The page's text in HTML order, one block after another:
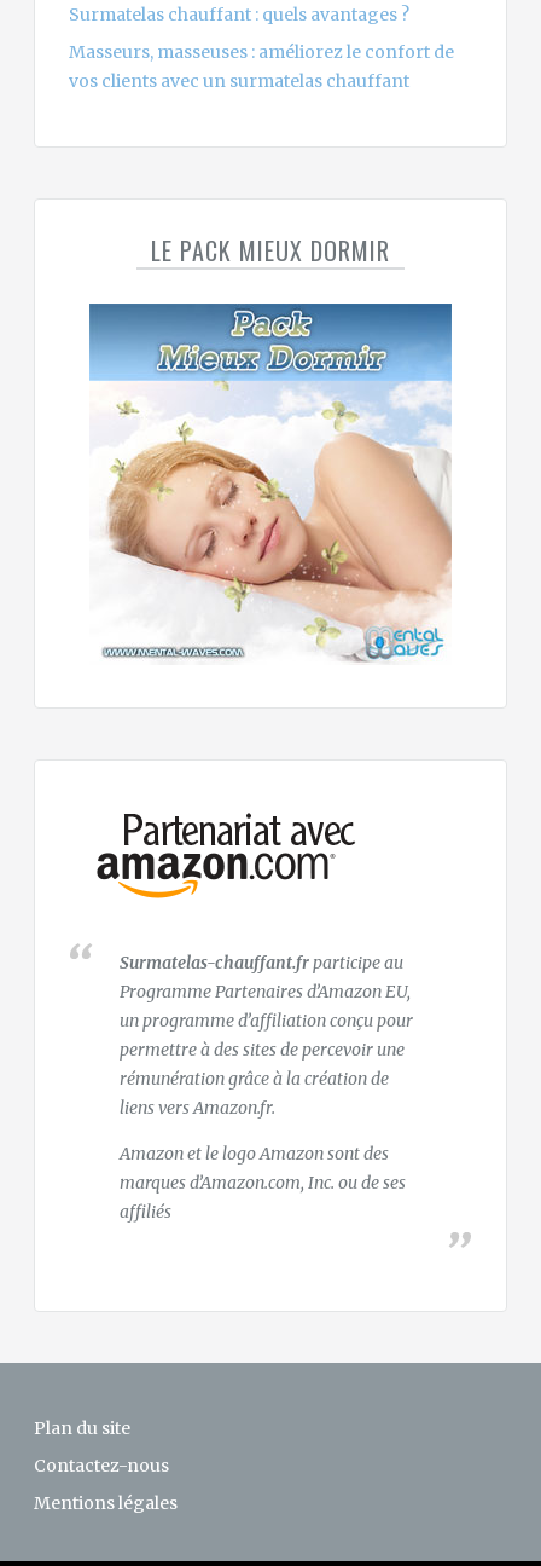
Surmatelas chauffant : quels avantages ?
Masseurs, masseuses : améliorez le confort de
vos clients avec un surmatelas chauffant
LE PACK MIEUX DORMIR
Surmatelas-chauffant.frparticipe au
Programme Partenaires d’Amazon EU,
un programme d’affiliation conçu pour
permettre à des sites de percevoir une
rémunération grâce à la création de
liens vers Amazon.fr.
Amazon et le logo Amazon sont des
marques d’Amazon.com, Inc. ou de ses
affiliés
Plan du site
Contactez-nous
Mentions légales